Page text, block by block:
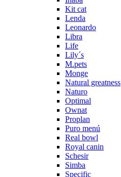
Kit cat
Lenda
Leonardo
Libra
Life
Lily´s
M.pets
Monge
Natural greatness
Naturo
Optimal
Ownat
Proplan
Puro menú
Real bowl
Royal canin
Schesir
Simba
Specific